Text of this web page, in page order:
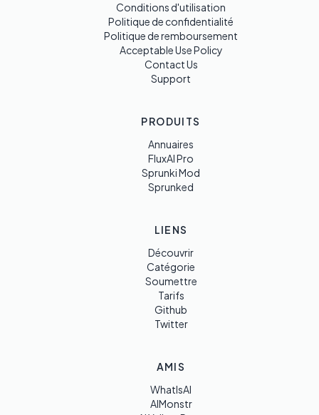
Conditions d'utilisation
Politique de confidentialité
Politique de remboursement
Acceptable Use Policy
Contact Us
Support
PRODUITS
Annuaires
FluxAI Pro
Sprunki Mod
Sprunked
LIENS
Découvrir
Catégorie
Soumettre
Tarifs
Github
Twitter
AMIS
WhatIsAI
AIMonstr